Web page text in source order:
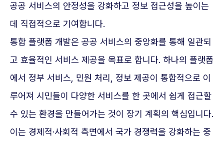
공공 서비스의 안정성을 강화하고 정보 접근성을 높이는
데 직접적으로 기여합니다.
통합 플랫폼 개발은 공공 서비스의 중앙화를 통해 일관되
고 효율적인 서비스 제공을 목표로 합니다. 하나의 플랫폼
에서 정부 서비스, 민원 처리, 정보 제공이 통합적으로 이
루어져 시민들이 다양한 서비스를 한 곳에서 쉽게 접근할
수 있는 환경을 만들어가는 것이 장기 계획의 핵심입니다.
이는 경제적·사회적 측면에서 국가 경쟁력을 강화하는 중